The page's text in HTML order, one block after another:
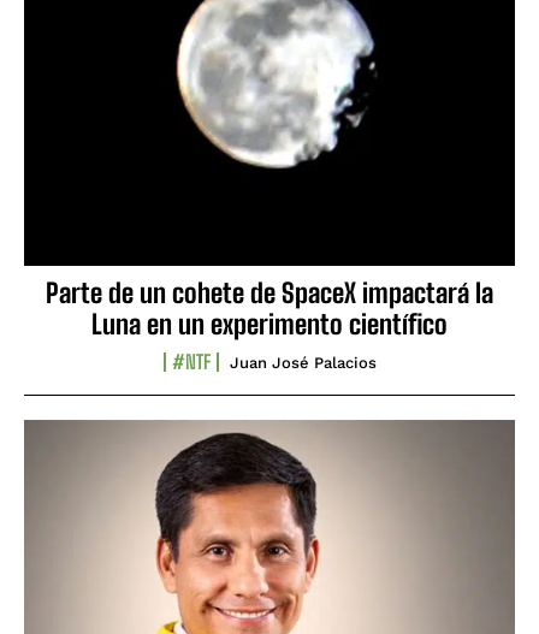
Parte de un cohete de SpaceX impactará la
Luna en un experimento científico
#NTF Juan José Palacios